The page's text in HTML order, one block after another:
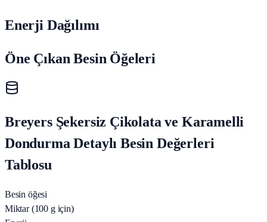
Enerji Dağılımı
Öne Çıkan Besin Öğeleri
Breyers Şekersiz Çikolata ve Karamelli
Dondurma Detaylı Besin Değerleri
Tablosu
Besin öğesi
Miktar (100 g için)